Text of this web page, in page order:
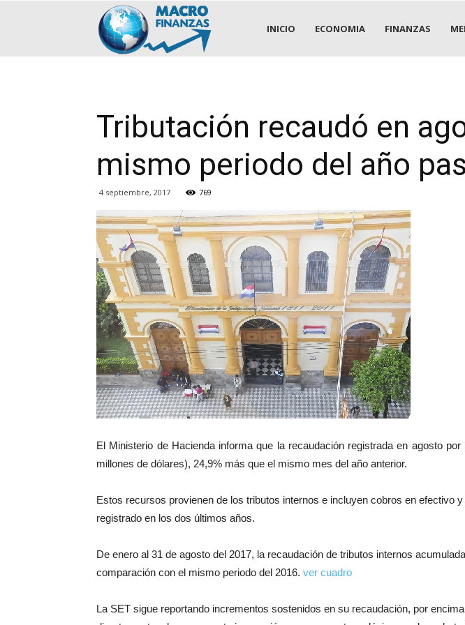
.::MACROFINANZAS::.
INICIO ECONOMIA FINANZAS
Tributación recaudó en
mismo periodo del año
4 septiembre, 2017 769
El Ministerio de Hacienda informa que la recaudación registrada en agosto
millones de dólares), 24,9% más que el mismo mes del año anterior.
Estos recursos provienen de los tributos internos e incluyen cobros en
registrado en los dos últimos años.
De enero al 31 de agosto del 2017, la recaudación de tributos internos
comparación con el mismo periodo del 2016. ver cuadro
La SET sigue reportando incrementos sostenidos en su recaudación, por